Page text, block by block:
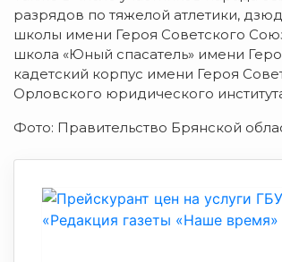
разрядов по тяжелой атлетики,
школы имени Героя Советского
школа «Юный спасатель» имени
кадетский корпус имени Героя
Орловского юридического
Фото: Правительство Брянской